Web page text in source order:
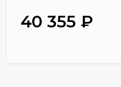
40 355 ₽